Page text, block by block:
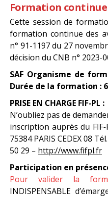
Formation continue
Cette session de
formation continue des
n° 91-1197 du 27
décision du CNB n° 2023-
SAF Organisme de
Durée de la formation :
PRISE EN CHARGE FIF-PL :
N’oubliez pas de
inscription auprès du
75384 PARIS CEDEX 08
50 29 – http://www.fifpl.fr
Participation en
Pour valider la
INDISPENSABLE